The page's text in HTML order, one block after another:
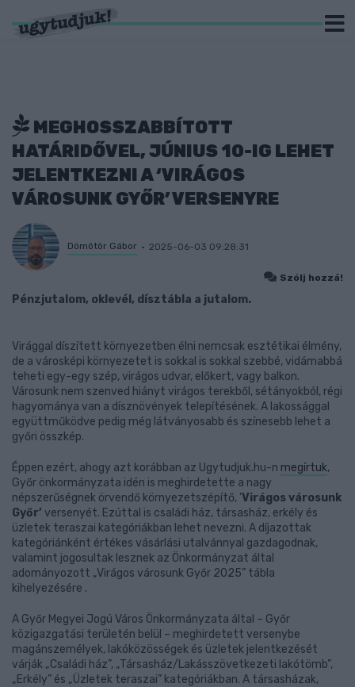
MEGHOSSZABBÍTOTT
HATÁRIDŐVEL, JÚNIUS 10-IG LEHET
JELENTKEZNI A ‘VIRÁGOS
VÁROSUNK GYŐR’ VERSENYRE
Dömötör Gábor 2025-06-03 09:28:31
Szólj hozzá!
Pénzjutalom, oklevél, dísztábla a jutalom.
Virággal díszített környezetben élni nemcsak esztétikai élmény,
de a városképi környezetet is sokkal is sokkal szebbé, vidámabbá
teheti egy-egy szép, virágos udvar, előkert, vagy balkon.
Városunk nem szenved hiányt virágos terekből, sétányokból, régi
hagyománya van a dísznövények telepítésének. A lakossággal
együttműködve pedig még látványosabb és színesebb lehet a
győri összkép.
Éppen ezért, ahogy azt korábban az Ugytudjuk.hu-n megírtuk,
Győr önkormányzata idén is meghirdetette a nagy
népszerűségnek örvendő környezetszépítő, 'Virágos városunk
Győr’ versenyét. Ezúttal is családi ház, társasház, erkély és
üzletek teraszai kategóriákban lehet nevezni. A díjazottak
kategóriánként értékes vásárlási utalvánnyal gazdagodnak,
valamint jogosultak lesznek az Önkormányzat által
adományozott „Virágos városunk Győr 2025” tábla
kihelyezésére .
A Győr Megyei Jogú Város Önkormányzata által – Győr
közigazgatási területén belül – meghirdetett versenybe
magánszemélyek, lakóközösségek és üzletek jelentkezését
várják „Családi ház”, „Társasház/Lakásszövetkezeti lakótömb”,
„Erkély” és „Üzletek teraszai” kategóriákban. A társasházak,